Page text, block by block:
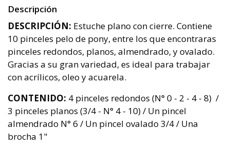
Descripción
DESCRIPCIÓN: Estuche plano con cierre. Contiene
10 pinceles pelo de pony, entre los que encontraras
pinceles redondos, planos, almendrado, y ovalado.
Gracias a su gran variedad, es ideal para trabajar
con acrílicos, oleo y acuarela.
CONTENIDO: 4 pinceles redondos (N° 0 - 2 - 4 - 8) /
3 pinceles planos (3/4 - N° 4 - 10) / Un pincel
almendrado N° 6 / Un pincel ovalado 3/4 / Una
brocha 1"